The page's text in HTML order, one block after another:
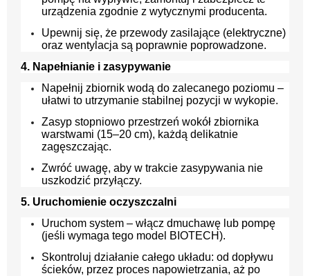
urządzenia zgodnie z wytycznymi producenta.
Upewnij się, że przewody zasilające (elektryczne)
oraz wentylacja są poprawnie poprowadzone.
4. Napełnianie i zasypywanie
Napełnij zbiornik wodą do zalecanego poziomu –
ułatwi to utrzymanie stabilnej pozycji w wykopie.
Zasyp stopniowo przestrzeń wokół zbiornika
warstwami (15–20 cm), każdą delikatnie
zagęszczając.
Zwróć uwagę, aby w trakcie zasypywania nie
uszkodzić przyłączy.
5. Uruchomienie oczyszczalni
Uruchom system – włącz dmuchawę lub pompę
(jeśli wymaga tego model BIOTECH).
Skontroluj działanie całego układu: od dopływu
ścieków, przez proces napowietrzania, aż po